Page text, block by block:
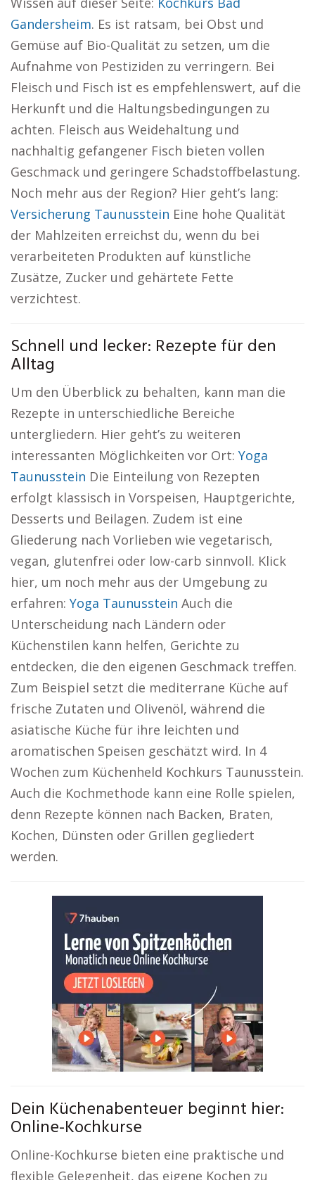
Gandersheim. Es ist ratsam, bei Obst und
Gemüse auf Bio-Qualität zu setzen, um die
Aufnahme von Pestiziden zu verringern. Bei
Fleisch und Fisch ist es empfehlenswert, auf die
Herkunft und die Haltungsbedingungen zu
achten. Fleisch aus Weidehaltung und
nachhaltig gefangener Fisch bieten vollen
Geschmack und geringere Schadstoffbelastung.
Noch mehr aus der Region? Hier geht’s lang:
Versicherung Taunusstein Eine hohe Qualität
der Mahlzeiten erreichst du, wenn du bei
verarbeiteten Produkten auf künstliche
Zusätze, Zucker und gehärtete Fette
verzichtest.
Schnell und lecker: Rezepte für den
Alltag
Um den Überblick zu behalten, kann man die
Rezepte in unterschiedliche Bereiche
untergliedern. Hier geht’s zu weiteren
interessanten Möglichkeiten vor Ort: Yoga
Taunusstein Die Einteilung von Rezepten
erfolgt klassisch in Vorspeisen, Hauptgerichte,
Desserts und Beilagen. Zudem ist eine
Gliederung nach Vorlieben wie vegetarisch,
vegan, glutenfrei oder low-carb sinnvoll. Klick
hier, um noch mehr aus der Umgebung zu
erfahren: Yoga Taunusstein Auch die
Unterscheidung nach Ländern oder
Küchenstilen kann helfen, Gerichte zu
entdecken, die den eigenen Geschmack treffen.
Zum Beispiel setzt die mediterrane Küche auf
frische Zutaten und Olivenöl, während die
asiatische Küche für ihre leichten und
aromatischen Speisen geschätzt wird. In 4
Wochen zum Küchenheld Kochkurs Taunusstein.
Auch die Kochmethode kann eine Rolle spielen,
denn Rezepte können nach Backen, Braten,
Kochen, Dünsten oder Grillen gegliedert
werden.
Dein Küchenabenteuer beginnt hier:
Online-Kochkurse
Online-Kochkurse bieten eine praktische und
flexible Gelegenheit, das eigene Kochen zu